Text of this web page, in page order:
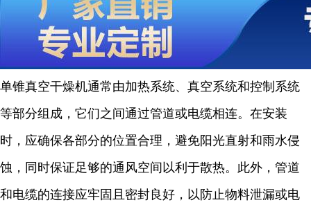
单锥真空干燥机通常由加热系统、真空系统和控制系统
等部分组成，它们之间通过管道或电缆相连。在安装
时，应确保各部分的位置合理，避免阳光直射和雨水侵
蚀，同时保证足够的通风空间以利于散热。此外，管道
和电缆的连接应牢固且密封良好，以防止物料泄漏或电